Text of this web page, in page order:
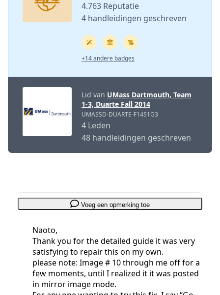
4.763 Reputatie
4 handleidingen geschreven
+14 andere badges
Lid van UMass Dartmouth, Team
1-3, Duarte Fall 2014
UMASSD-DUARTE-F14S1G3
4 Leden
48 handleidingen geschreven
Voeg een opmerking toe
Naoto,
Thank you for the detailed guide it was very
satisfying to repair this on my own.
please note: Image # 10 through me off for a
few moments, until I realized it it was posted
in mirror image mode.